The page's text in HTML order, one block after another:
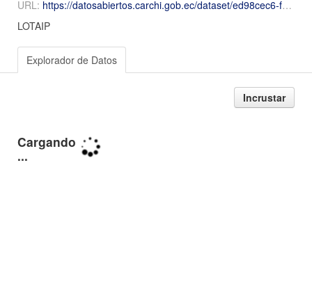
URL: https://datosabiertos.carchi.gob.ec/dataset/ed98cec6-f8d9-4009-9f31-8c16a7c519d4/resource/86cff379-f697-4a7d-a14a-625c41dd3bd1/download/2026-Mayo-Numeral-17-17diccionario-mayo.csv.csv
LOTAIP
Explorador de Datos
Incrustar